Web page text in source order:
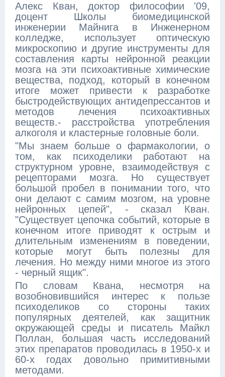
Алекс Кван, доктор философии '09,
доцент Школы биомедицинской
инженерии Майнига в Инженерном
колледже, использует оптическую
микроскопию и другие инструменты для
составления карты нейронной реакции
мозга на эти психоактивные химические
вещества, подход, который в конечном
итоге может привести к разработке
быстродействующих антидепрессантов и
методов лечения психоактивных
веществ.- расстройства употребления
алкоголя и кластерные головные боли.
"Мы знаем больше о фармакологии, о
том, как психоделики работают на
структурном уровне, взаимодействуя с
рецепторами мозга. Но существует
большой пробел в понимании того, что
они делают с самим мозгом, на уровне
нейронных цепей", - сказал Кван.
"Существует цепочка событий, которые в
конечном итоге приводят к острым и
длительным изменениям в поведении,
которые могут быть полезны для
лечения. Но между ними многое из этого
- черный ящик".
По словам Квана, несмотря на
возобновившийся интерес к пользе
психоделиков со стороны таких
популярных деятелей, как защитник
окружающей среды и писатель Майкл
Поллан, большая часть исследований
этих препаратов проводилась в 1950-х и
60-х годах довольно примитивными
методами.